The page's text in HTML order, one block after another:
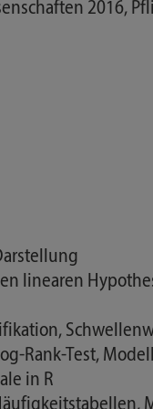
2016,
linearen
Rank-Test,
in R